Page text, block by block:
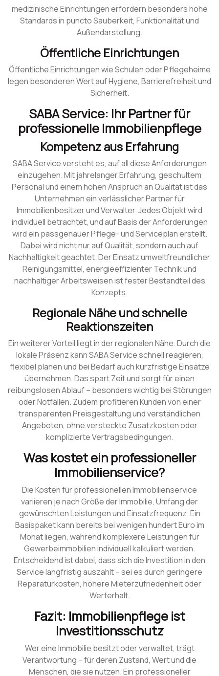
medizinische Einrichtungen erfordern besonders hohe
Standards in puncto Sauberkeit, Funktionalität und
Außendarstellung.
Öffentliche Einrichtungen
Öffentliche Einrichtungen wie Schulen oder Pflegeheime
legen besonderen Wert auf Hygiene, Barrierefreiheit und
Sicherheit.
SABA Service: Ihr Partner für
professionelle Immobilienpflege
Kompetenz aus Erfahrung
SABA Service versteht es, auf all diese Anforderungen
einzugehen. Mit jahrelanger Erfahrung, geschultem
Personal und einem hohen Anspruch an Qualität ist das
Unternehmen ein verlässlicher Partner für
Immobilienbesitzer und Verwalter. Jedes Objekt wird
individuell betrachtet, und auf Basis der Anforderungen
wird ein passgenauer Pflege- und Serviceplan erstellt.
Dabei wird nicht nur auf Qualität, sondern auch auf
Nachhaltigkeit geachtet. Der Einsatz umweltfreundlicher
Reinigungsmittel, energieeffizienter Technik und
nachhaltiger Arbeitsweisen ist fester Bestandteil des
Konzepts.
Regionale Nähe und schnelle
Reaktionszeiten
Ein weiterer Vorteil liegt in der regionalen Nähe. Durch die
lokale Präsenz kann SABA Service schnell reagieren,
flexibel planen und bei Bedarf auch kurzfristige Einsätze
übernehmen. Das spart Zeit und sorgt für einen
reibungslosen Ablauf – besonders wichtig bei Störungen
oder Notfällen. Zudem profitieren Kunden von einer
transparenten Preisgestaltung und verständlichen
Angeboten, ohne versteckte Zusatzkosten oder
komplizierte Vertragsbedingungen.
Was kostet ein professioneller
Immobilienservice?
Die Kosten für professionellen Immobilienservice
variieren je nach Größe der Immobilie, Umfang der
gewünschten Leistungen und Einsatzfrequenz. Ein
Basispaket kann bereits bei wenigen hundert Euro im
Monat liegen, während komplexere Leistungen für
Gewerbeimmobilien individuell kalkuliert werden.
Entscheidend ist dabei, dass sich die Investition in den
Service langfristig auszahlt – sei es durch geringere
Reparaturkosten, höhere Mieterzufriedenheit oder
Werterhalt.
Fazit: Immobilienpflege ist
Investitionsschutz
Wer eine Immobilie besitzt oder verwaltet, trägt
Verantwortung – für deren Zustand, Wert und die
Menschen, die sie nutzen. Ein professioneller